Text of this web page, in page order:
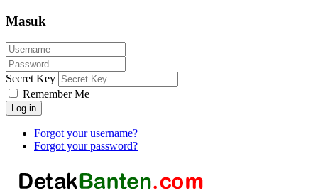
Masuk
Secret Key
Remember Me
Log in
Forgot your username?
Forgot your password?